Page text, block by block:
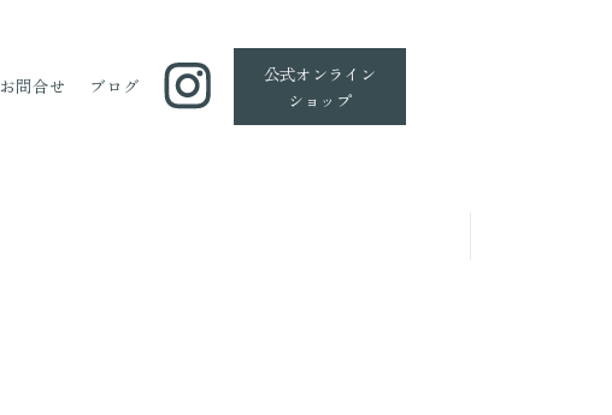
お問合せ ブログ
公式オンライン
ショップ